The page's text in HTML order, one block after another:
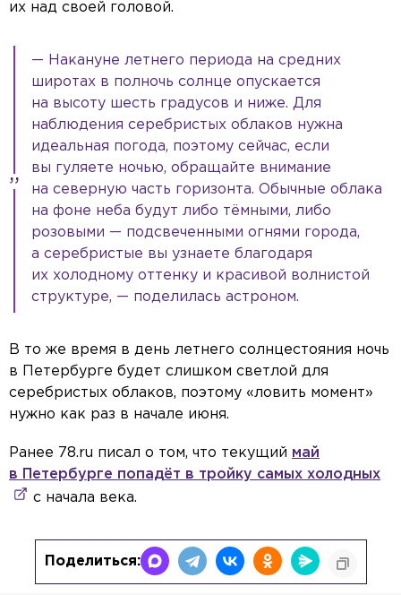
их над своей головой.
— Накануне летнего периода на средних
широтах в полночь солнце опускается
на высоту шесть градусов и ниже. Для
наблюдения серебристых облаков нужна
идеальная погода, поэтому сейчас, если
вы гуляете ночью, обращайте внимание
на северную часть горизонта. Обычные облака
на фоне неба будут либо тёмными, либо
розовыми — подсвеченными огнями города,
а серебристые вы узнаете благодаря
их холодному оттенку и красивой волнистой
структуре, — поделилась астроном.
В то же время в день летнего солнцестояния ночь
в Петербурге будет слишком светлой для
серебристых облаков, поэтому «ловить момент»
нужно как раз в начале июня.
Ранее 78.ru писал о том, что текущий май
в Петербурге попадёт в тройку самых холодных
с начала века.
Поделиться: